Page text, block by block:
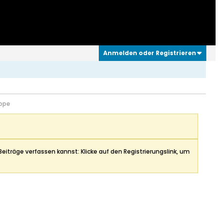
Anmelden oder Registrieren
verfassen kannst: Klicke auf den Registrierungslink, um